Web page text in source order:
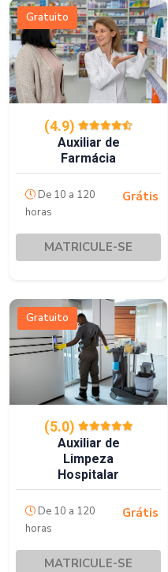
Gratuito
(4.9)
Auxiliar de
Farmácia
De 10 a 120
horas
Grátis
MATRICULE-SE
Gratuito
(5.0)
Auxiliar de
Limpeza
Hospitalar
De 10 a 120
horas
Grátis
MATRICULE-SE